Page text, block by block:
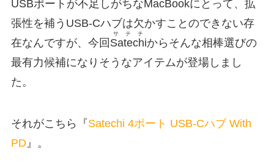
USBポートが不足しがちなMacBookにとって、拡
張性を補うUSB-Cハブは欠かすことのできない存
在なんですが、今回 Satechi
サテチ
からそんな相棒選びの
最有力候補になりそうなアイテムが登場しまし
た。
それがこちら『Satechi 4ポート USB-Cハブ With
PD』。